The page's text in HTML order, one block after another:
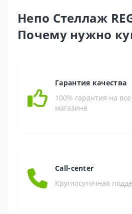
Непо Стеллаж
Почему нужно
Гарантия качества
100% гарантия на
магазине
Call-center
Круглосуточная